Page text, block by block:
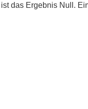
das Ergebnis Null.